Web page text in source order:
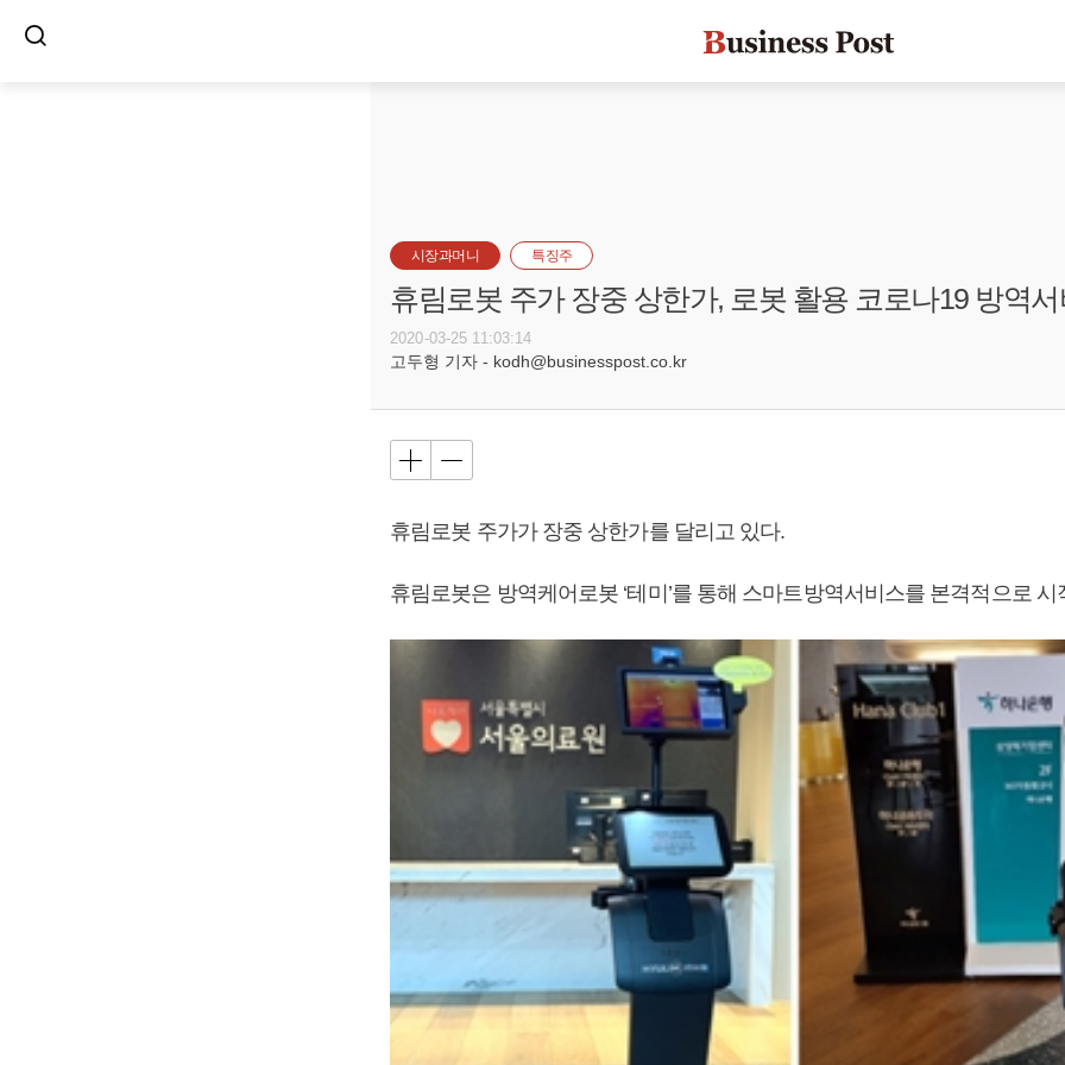
시장과머니 특징주
휴림로봇 주가 장중 상한가, 로봇 활용 코로나19 방역
2020-03-25 11:03:14
고두형 기자 - kodh@businesspost.co.kr
휴림로봇 주가가 장중 상한가를 달리고 있다.
휴림로봇은 방역케어로봇 ‘테미’를 통해 스마트방역서비스를 본격적으로 시